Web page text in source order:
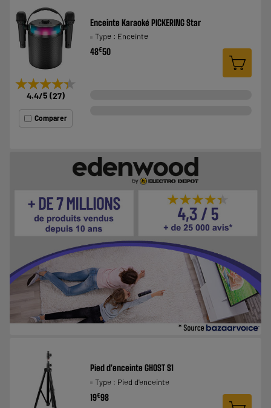
★★★★★
★★★★★
4.4/5 (27)
Comparer
Enceinte Karaoké PICKERING Star
Type : Enceinte
48€50
Pied d'enceinte GHOST S1
Type : Pied d'enceinte
19€98